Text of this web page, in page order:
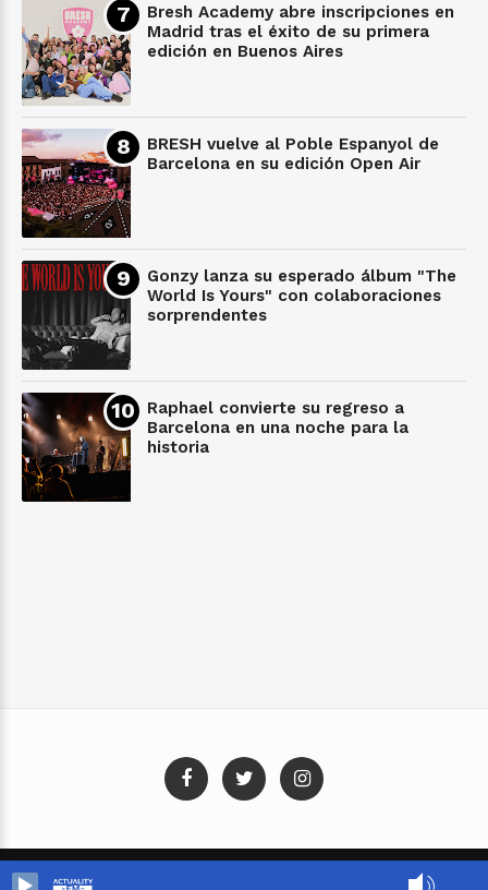
Bresh Academy abre inscripciones en
Madrid tras el éxito de su primera
edición en Buenos Aires
BRESH vuelve al Poble Espanyol de
Barcelona en su edición Open Air
Gonzy lanza su esperado álbum "The
World Is Yours" con colaboraciones
sorprendentes
Raphael convierte su regreso a
Barcelona en una noche para la
historia
Templatezy